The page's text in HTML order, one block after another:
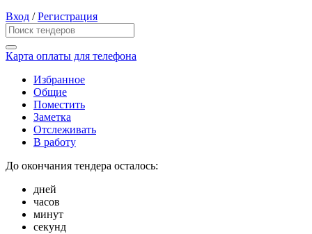
Вход /Регистрация
Карта оплаты для телефона
Избранное
Общие
Поместить
Заметка
Отслеживать
В работу
До окончания тендера осталось:
дней
часов
минут
секунд